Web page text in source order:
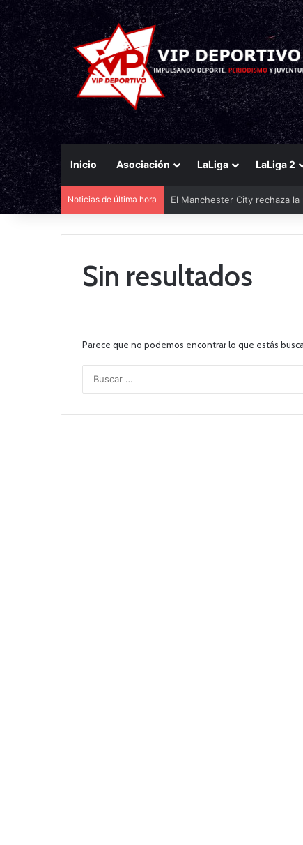
Inicio Asociación LaLiga LaLiga 2
Noticias de última hora El Manchester City rechaza
Sin resultados
Parece que no podemos encontrar lo que estás